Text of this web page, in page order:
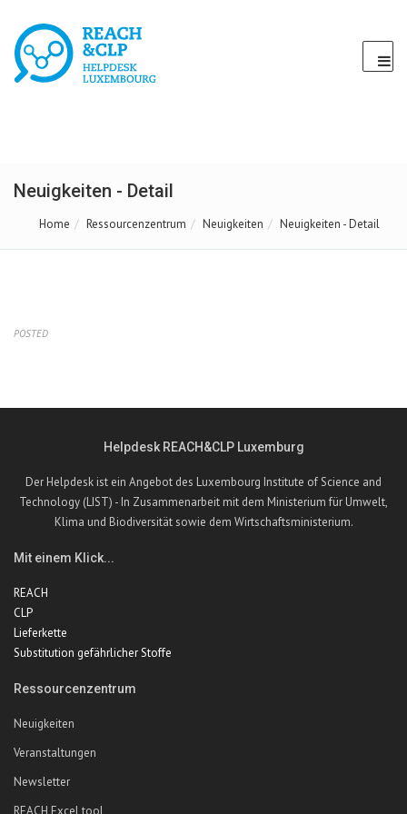
Neuigkeiten - Detail
Home Ressourcenzentrum Neuigkeiten Neuigkeiten - Detail
POSTED
Helpdesk REACH&CLP Luxemburg
Der Helpdesk ist ein Angebot des Luxembourg Institute of Science and
Technology (LIST) - In Zusammenarbeit mit dem Ministerium für Umwelt,
Klima und Biodiversität sowie dem Wirtschaftsministerium.
Mit einem Klick...
REACH
CLP
Lieferkette
Substitution gefährlicher Stoffe
Ressourcenzentrum
Neuigkeiten
Veranstaltungen
Newsletter
REACH Excel tool